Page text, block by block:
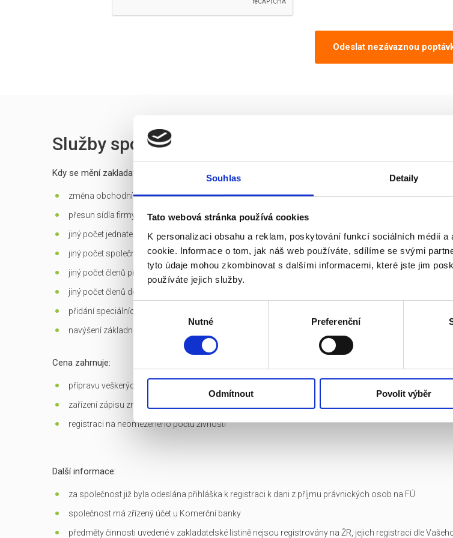
Souhlas Detaily
Tato webová stránka používá cookies
K personalizaci obsahu a reklam, poskytování funkcí sociálních médií
cookie. Informace o tom, jak náš web používáte, sdílíme se svými
tyto údaje mohou zkombinovat s dalšími informacemi, které jste jim
používáte jejich služby.
Výběr
Nutné Preferenční
Odmítnout Povolit výběr
Služby spojené s prodejem
Kdy se mění zakladatelská listina?
změna obchodní firmy (jména) společnosti
přesun sídla firmy mimo Prahu
jiný počet jednatelů než 1 - u s.r.o.
jiný počet společníků než 1 - jen u s.r.o. založených do roku 2013 včetně
jiný počet členů představenstva než 1 v případě jediného akcionáře, než 3 v případě více akcionářů - u
jiný počet členů dozorčí rady než 3 - u a.s.
přidání speciálních
navýšení základního kapitálu
Cena zahrnuje:
přípravu veškerých dokumentů potřebných k převodu
zařízení zápisu změn do OR
registraci na neomezeného počtu živností
Další informace:
za společnost již byla odeslána přihláška k registraci k dani z příjmu právnických osob na FÚ
společnost má zřízený účet u Komerční banky
předměty činnosti uvedené v zakladatelské listině nejsou registrovány na ŽR, jejich registraci dle